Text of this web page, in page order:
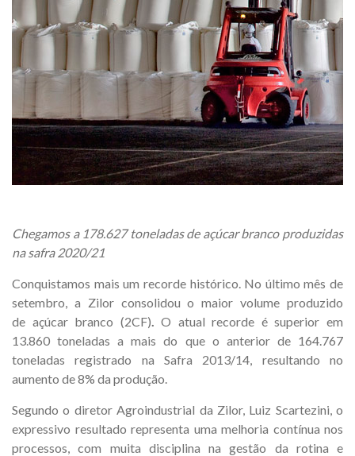
Chegamos a 178.627 toneladas de açúcar branco produzidas
na safra 2020/21
Conquistamos mais um recorde histórico. No último mês de
setembro, a Zilor consolidou o maior volume produzido
de açúcar branco (2CF). O atual recorde é superior em
13.860 toneladas a mais do que o anterior de 164.767
toneladas registrado na Safra 2013/14, resultando no
aumento de 8% da produção.
Segundo o diretor Agroindustrial da Zilor, Luiz Scartezini, o
expressivo resultado representa uma melhoria contínua nos
processos, com muita disciplina na gestão da rotina e